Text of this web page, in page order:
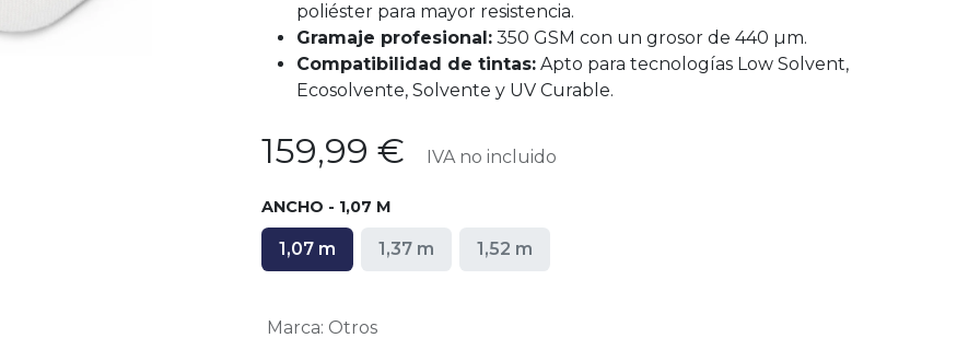
poliéster para mayor resistencia.
Gramaje profesional: 350 GSM con un grosor de 440 µm.
Compatibilidad de tintas: Apto para tecnologías Low Solvent,
Ecosolvente, Solvente y UV Curable.
159,99 € IVA no incluido
ANCHO - 1,07 M
1,07 m 1,37 m 1,52 m
Marca: Otros